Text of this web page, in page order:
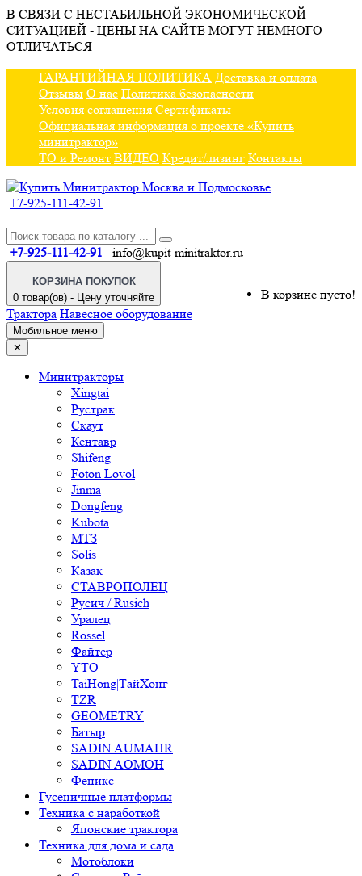
В СВЯЗИ С НЕСТАБИЛЬНОЙ ЭКОНОМИЧЕСКОЙ
СИТУАЦИЕЙ - ЦЕНЫ НА САЙТЕ МОГУТ НЕМНОГО
ОТЛИЧАТЬСЯ
ГАРАНТИЙНАЯ ПОЛИТИКА Доставка и оплата
Отзывы О нас Политика безопасности
Условия соглашения Сертификаты
Официальная информация о проекте «Купить
минитрактор»
ТО и Ремонт ВИДЕО Кредит/лизинг Контакты
+7-925-111-42-91
+7-925-111-42-91 info@kupit-minitraktor.ru
КОРЗИНА ПОКУПОК
0 товар(ов) - Цену уточняйте
В корзине пусто!
Трактора Навесное оборудование
Мобильное меню
✕
Минитракторы
Xingtai
Рустрак
Скаут
Кентавр
Shifeng
Foton Lovol
Jinma
Dongfeng
Kubota
МТЗ
Solis
Казак
СТАВРОПОЛЕЦ
Русич / Rusich
Уралец
Rossel
Файтер
YTO
TaiHong|ТайХонг
TZR
GEOMETRY
Батыр
SADIN AUMAHR
SADIN AOMOH
Феникс
Гусеничные платформы
Техника с наработкой
Японские трактора
Техника для дома и сада
Мотоблоки